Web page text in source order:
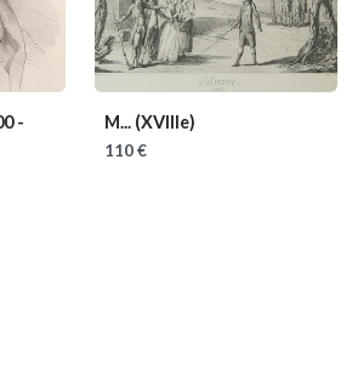
-
M... (XVIIIe)
110 €